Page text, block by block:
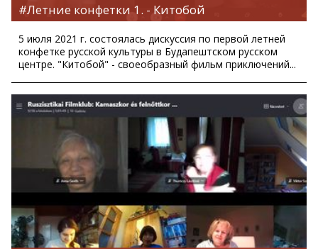
#Летние конфетки 1. - Китобой
5 июля 2021 г. состоялась дискуссия по первой летней
конфетке русской культуры в Будапештском русском
центре. "Китобой" - своеобразный фильм приключений...